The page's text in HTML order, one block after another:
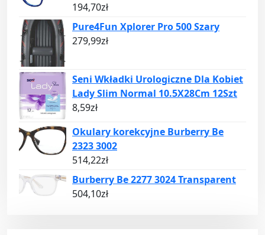
194,70zł
Pure4Fun Xplorer Pro 500 Szary
279,99zł
Seni Wkładki Urologiczne Dla Kobiet
Lady Slim Normal 10.5X28Cm 12Szt
8,59zł
Okulary korekcyjne Burberry Be
2323 3002
514,22zł
Burberry Be 2277 3024 Transparent
504,10zł